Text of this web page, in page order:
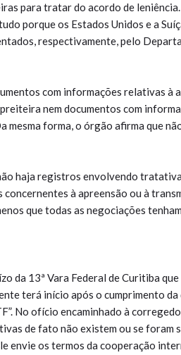
para tratar do acordo de
porque os Estados Unidos e a
respectivamente, pelo
com informações relativas à
nem documentos com
mesma forma, o órgão afirma que
haja registros envolvendo
à apreensão ou à
que todas as negociações
da 13ª Vara Federal de Curitiba
terá início após o cumprimento
No ofício encaminhado à
de fato não existem ou se foram
envie os termos da cooperação